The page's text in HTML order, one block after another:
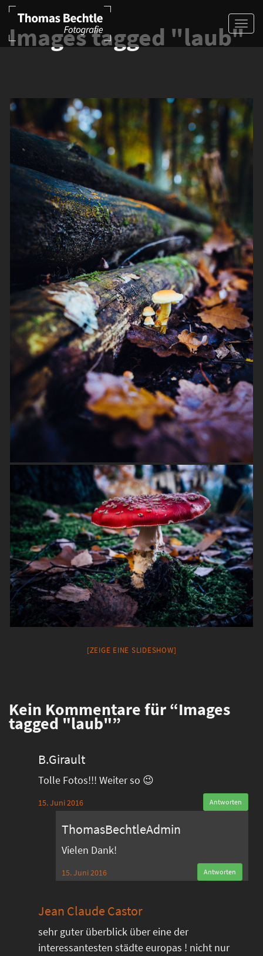
Images tagged "laub"
[ZEIGE EINE SLIDESHOW]
Kein Kommentare für “Images
tagged "laub"”
B.Girault
Tolle Fotos!!! Weiter so 😉
15. Juni 2016 Antworten
ThomasBechtleAdmin
Vielen Dank!
15. Juni 2016 Antworten
Jean Claude Castor
sehr guter überblick über eine der
interessantesten städte europas ! nicht nur